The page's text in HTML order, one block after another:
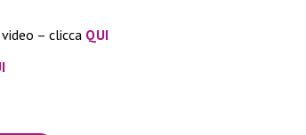
– clicca QUI